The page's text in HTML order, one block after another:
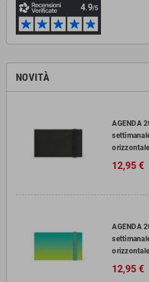
NOVITÀ
AGENDA
12,95 €
AGENDA
12,95 €